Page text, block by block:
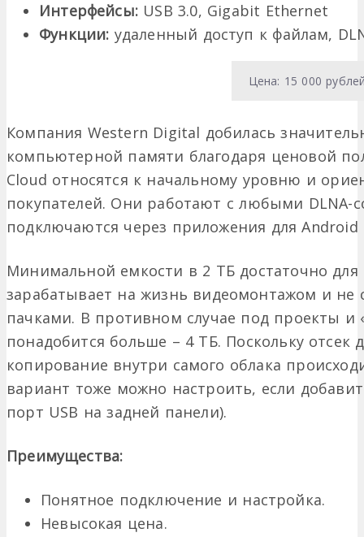
Интерфейсы:USB 3.0, Gigabit Ethernet
Функции: удаленный доступ к файлам,
Цена: 15 000
Компания Western Digital добилась
компьютерной памяти благодаря ценовой
Cloud относятся к начальному уровню и
покупателей. Они работают с любыми
подключаются через приложения для Android
Минимальной емкости в 2 ТБ достаточно
зарабатывает на жизнь видеомонтажом и не
пачками. В противном случае под проекты и
понадобится больше – 4 ТБ. Поскольку
копирование внутри самого облака
вариант тоже можно настроить, если
порт USB на задней панели).
Преимущества:
Понятное подключение и настройка.
Невысокая цена.